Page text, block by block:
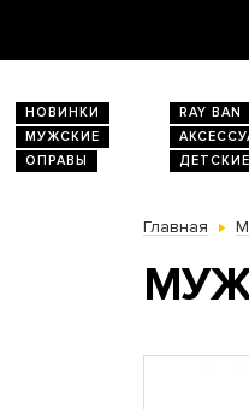
НОВИНКИ RAY BAN
МУЖСКИЕ
ОПРАВЫ
ДЕТСКИЕ
Главная